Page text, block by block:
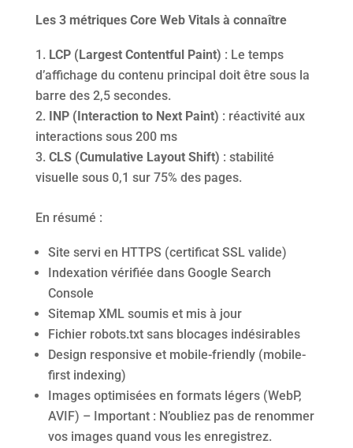
Les 3 métriques Core Web Vitals à connaître
LCP (Largest Contentful Paint) : Le temps
d’affichage du contenu principal doit être sous la
barre des 2,5 secondes.
INP (Interaction to Next Paint) : réactivité aux
interactions sous 200 ms
CLS (Cumulative Layout Shift) : stabilité
visuelle sous 0,1 sur 75% des pages.
En résumé :
Site servi en HTTPS (certificat SSL valide)
Indexation vérifiée dans Google Search
Console
Sitemap XML soumis et mis à jour
Fichier robots.txt sans blocages indésirables
Design responsive et mobile-friendly (mobile-
first indexing)
Images optimisées en formats légers (WebP,
AVIF) – Important : N’oubliez pas de renommer
vos images quand vous les enregistrez.